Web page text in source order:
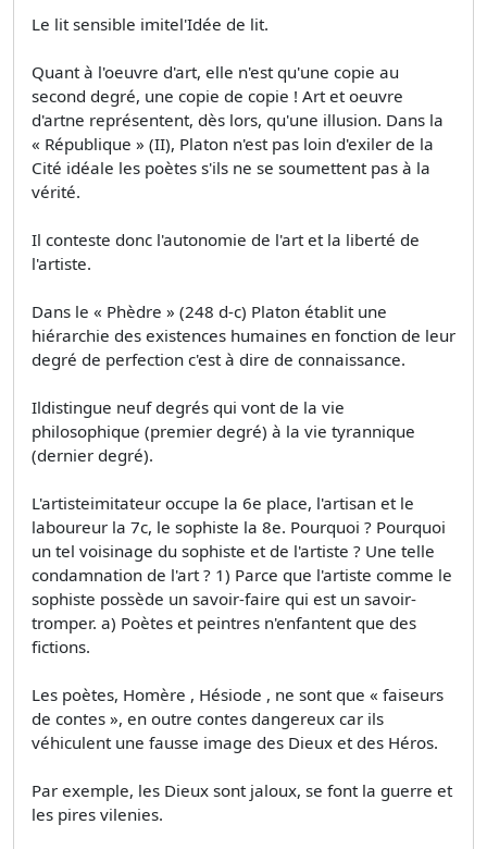
Le lit sensible imitel'Idée de lit.
Quant à l'oeuvre d'art, elle n'est qu'une copie au
second degré, une copie de copie ! Art et oeuvre
d'artne représentent, dès lors, qu'une illusion. Dans la
« République » (II), Platon n'est pas loin d'exiler de la
Cité idéale les poètes s'ils ne se soumettent pas à la
vérité.
Il conteste donc l'autonomie de l'art et la liberté de
l'artiste.
Dans le « Phèdre » (248 d-c) Platon établit une
hiérarchie des existences humaines en fonction de leur
degré de perfection c'est à dire de connaissance.
Ildistingue neuf degrés qui vont de la vie
philosophique (premier degré) à la vie tyrannique
(dernier degré).
L'artisteimitateur occupe la 6e place, l'artisan et le
laboureur la 7c, le sophiste la 8e. Pourquoi ? Pourquoi
un tel voisinage du sophiste et de l'artiste ? Une telle
condamnation de l'art ? 1) Parce que l'artiste comme le
sophiste possède un savoir-faire qui est un savoir-
tromper. a) Poètes et peintres n'enfantent que des
fictions.
Les poètes, Homère , Hésiode , ne sont que « faiseurs
de contes », en outre contes dangereux car ils
véhiculent une fausse image des Dieux et des Héros.
Par exemple, les Dieux sont jaloux, se font la guerre et
les pires vilenies.